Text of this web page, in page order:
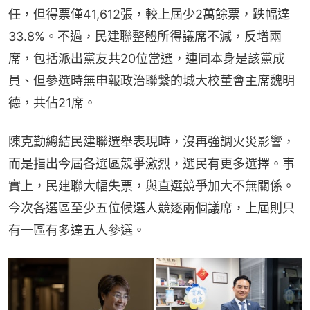
任，但得票僅41,612張，較上屆少2萬餘票，跌幅達
33.8%。不過，民建聯整體所得議席不減，反增兩
席，包括派出黨友共20位當選，連同本身是該黨成
員、但參選時無申報政治聯繫的城大校董會主席魏明
德，共佔21席。
陳克勤總結民建聯選舉表現時，沒再強調火災影響，
而是指出今屆各選區競爭激烈，選民有更多選擇。事
實上，民建聯大幅失票，與直選競爭加大不無關係。
今次各選區至少五位候選人競逐兩個議席，上屆則只
有一區有多達五人參選。